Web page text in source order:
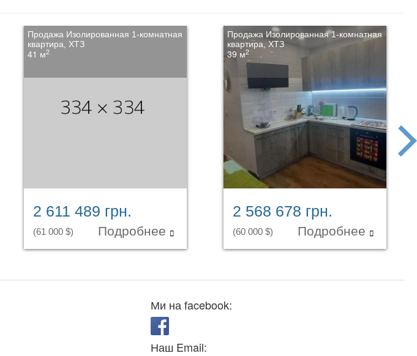
Продажа Изолированная 1-комнатная
квартира, ХТЗ
41 м2
2 611 489 грн.
(61 000 $) Подробнее
Продажа Изолированная 1-комнатная
квартира, ХТЗ
39 м2
2 568 678 грн.
(60 000 $) Подробнее
next
Ми на facebook:
Наш Email: